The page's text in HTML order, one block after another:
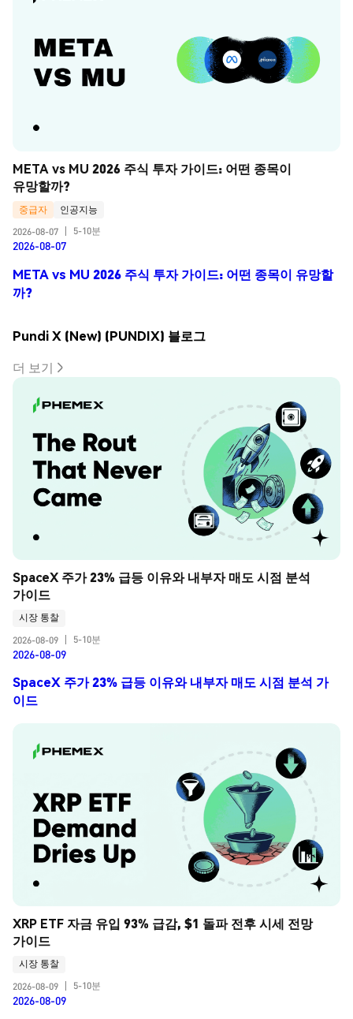
META vs MU 2026 주식 투자 가이드: 어떤 종목이
유망할까?
중급자
인공지능
2026-08-07
5-10분
2026-08-07
META vs MU 2026 주식 투자 가이드: 어떤 종목이 유망할
까?
Pundi X (New) (PUNDIX) 블로그
더 보기
SpaceX 주가 23% 급등 이유와 내부자 매도 시점 분석
가이드
시장 통찰
2026-08-09
5-10분
2026-08-09
SpaceX 주가 23% 급등 이유와 내부자 매도 시점 분석 가
이드
XRP ETF 자금 유입 93% 급감, $1 돌파 전후 시세 전망
가이드
시장 통찰
2026-08-09
5-10분
2026-08-09